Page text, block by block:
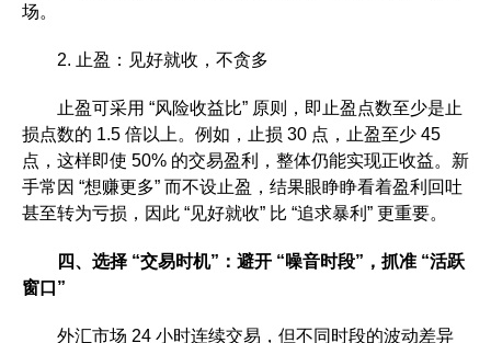
场。
2. 止盈：见好就收，不贪多
止盈可采用 “风险收益比” 原则，即止盈点数至少是止
损点数的 1.5 倍以上。例如，止损 30 点，止盈至少 45
点，这样即使 50% 的交易盈利，整体仍能实现正收益。新
手常因 “想赚更多” 而不设止盈，结果眼睁睁看着盈利回吐
甚至转为亏损，因此 “见好就收” 比 “追求暴利” 更重要。
四、选择 “交易时机”：避开 “噪音时段”，抓准 “活跃
窗口”
外汇市场 24 小时连续交易，但不同时段的波动差异